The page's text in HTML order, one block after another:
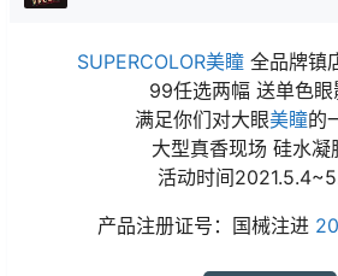
SUPERCOLOR美瞳 全品牌镇
99任选两幅 送单色眼
满足你们对大眼美瞳的
大型真香现场 硅水凝
活动时间
产品注册证号：国械注进